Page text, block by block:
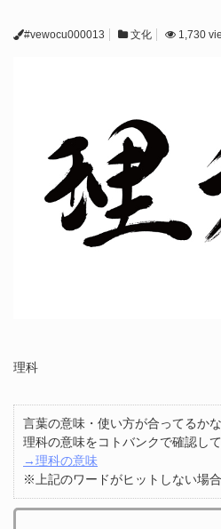
#vewocu000013 文化 1,730
理科
言葉の意味・使い方が合ってるか
理科の意味をコトバンクで確認して
→理科の意味
※上記のワードがヒットしない場合